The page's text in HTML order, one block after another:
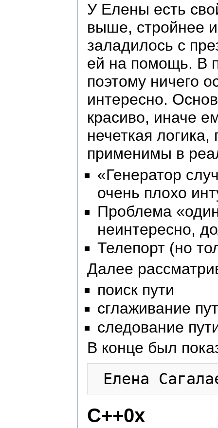
У Елены есть
выше, стройнее
заладилось с
ей на помощь. В
поэтому ничего
интересно.
красиво, иначе
нечеткая
применимы в
«Генератор
очень плохо
Проблема
неинтересно,
Телепорт (но
Далее
поиск пути
сглаживание
следование
В конце был
C++0x